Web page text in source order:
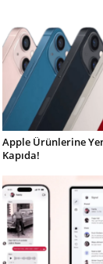
Apple Ürünlerine
Kapıda!